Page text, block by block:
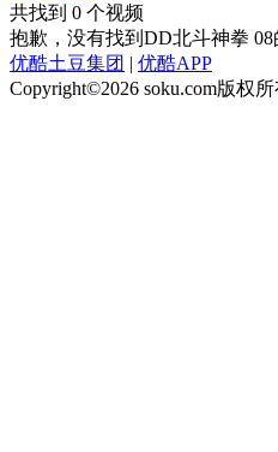
共找到 0 个视频
抱歉，没有找到 DD北斗神拳 08
优酷土豆集团 | 优酷APP
Copyright©2026 soku.com版权